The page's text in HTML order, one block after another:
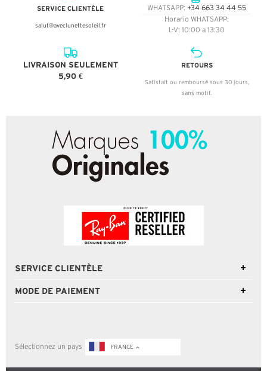
SERVICE CLIENTÈLE
salut@aveclunettesoleil.fr
WHATSAPP: +34 663 34 44 55
Horario WHATSAPP:
L-V: 10:00 a 13:30
LIVRAISON SEULEMENT
5,90 €
RETOURS
Satisfait ou remboursé sous 30 jours,
sans motif.
SERVICE CLIENTÈLE
MODE DE PAIEMENT
Sélectionnez un pays FRANCE